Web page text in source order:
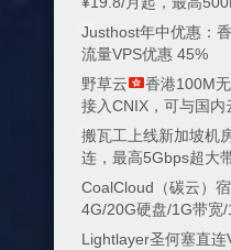
Justhost年中优惠：
流量VPS优惠 45%
野草云
香港100M
接入CNIX，可与国内
搬瓦工上线新加坡机
连，最高5Gbps超大
CoalCloud（碳云）
4G/20G硬盘/1G带宽
Lightlayer圣何塞直